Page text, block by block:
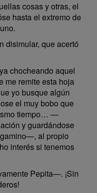
cosas y otras, el
hasta el extremo de
disimular, que acertó
chocheando aquel
me remite esta hoja
yo busque algún
el muy bobo que
tiempo… —
y guardándose
al propio
interés si tenemos
Pepita—. ¡Sin